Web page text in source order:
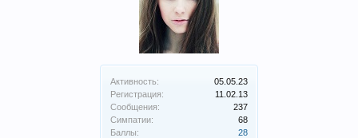
Активность:
05.05.23
Регистрация:
11.02.13
Сообщения:
237
Симпатии:
68
Баллы:
28